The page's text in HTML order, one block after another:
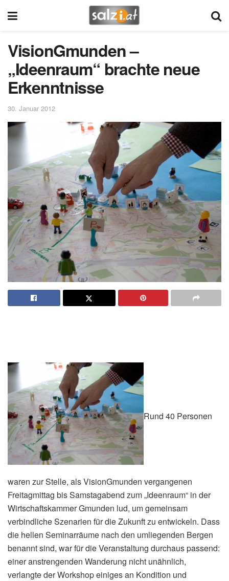
VisionGmunden –
„Ideenraum“ brachte neue
Erkenntnisse
30. Januar 2012
Rund 40 Personen
waren zur Stelle, als VisionGmunden vergangenen
Freitagmittag bis Samstagabend zum „Ideenraum“ in der
Wirtschaftskammer Gmunden lud, um gemeinsam
verbindliche Szenarien für die Zukunft zu entwickeln. Dass
die hellen Seminarräume nach den umliegenden Bergen
benannt sind, war für die Veranstaltung durchaus passend:
einer anstrengenden Wanderung nicht unähnlich,
verlangte der Workshop einiges an Kondition und